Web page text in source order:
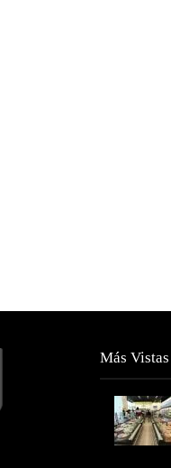
Más Vistas